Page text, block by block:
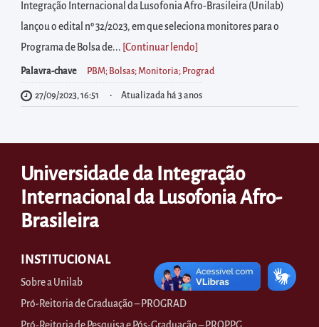
diretamente
à
área
para
realizar
buscas
diretamente
as
informações
no
rodapé
Integração Internacional da Lusofonia Afro-Brasileira (Unilab)
lançou o edital nº 32/2023, em que seleciona monitores para o
Programa de Bolsa de... [Continuar lendo
Palavra-chave PBM; Bolsas; Monitoria; Prograd
27/09/2023, 16:51 Atualizada há 3 anos
Universidade da Integração
Internacional da Lusofonia Afro-
Brasileira
INSTITUCIONAL
Sobre a Unilab
Pró-Reitoria de Graduação – PROGRAD